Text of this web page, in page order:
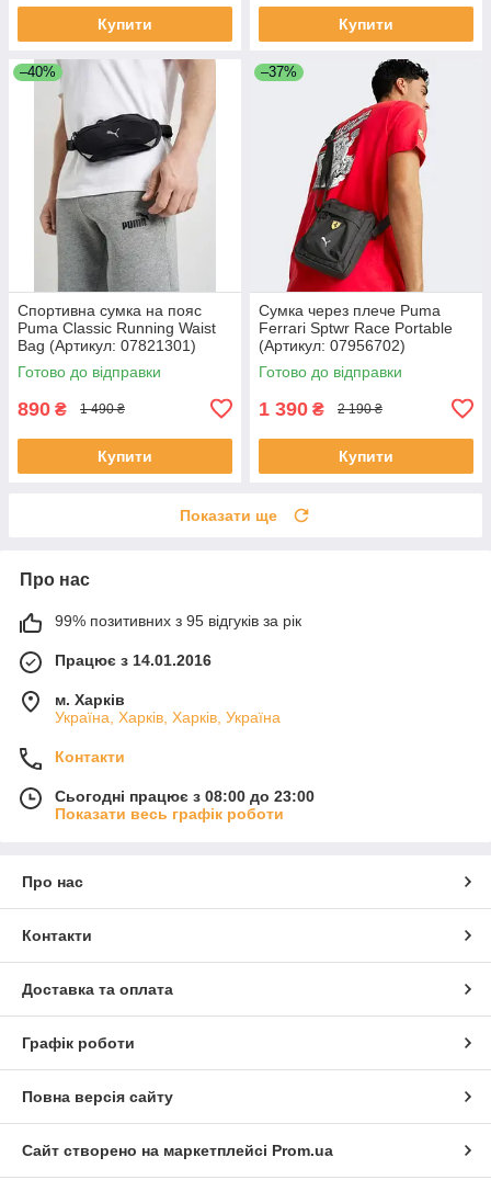
Купити Купити
–40%
Спортивна сумка на пояс
Puma Classic Running Waist
Bag (Артикул: 07821301)
Готово до відправки
890 ₴ 1 490 ₴
Купити
–37%
Сумка через плече Puma
Ferrari Sptwr Race Portable
(Артикул: 07956702)
Готово до відправки
1 390 ₴ 2 190 ₴
Купити
Показати ще
Про нас
99% позитивних з 95 відгуків за рік
Працює з 14.01.2016
м. Харків
Україна, Харків, Харків, Україна
Контакти
Сьогодні працює з 08:00 до 23:00
Показати весь графік роботи
Про нас
Контакти
Доставка та оплата
Графік роботи
Повна версія сайту
Сайт створено на маркетплейсі Prom.ua